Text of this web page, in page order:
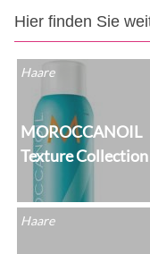
Hier finden Sie
Haare
MOROCCANOIL
Texture Collection
Haare